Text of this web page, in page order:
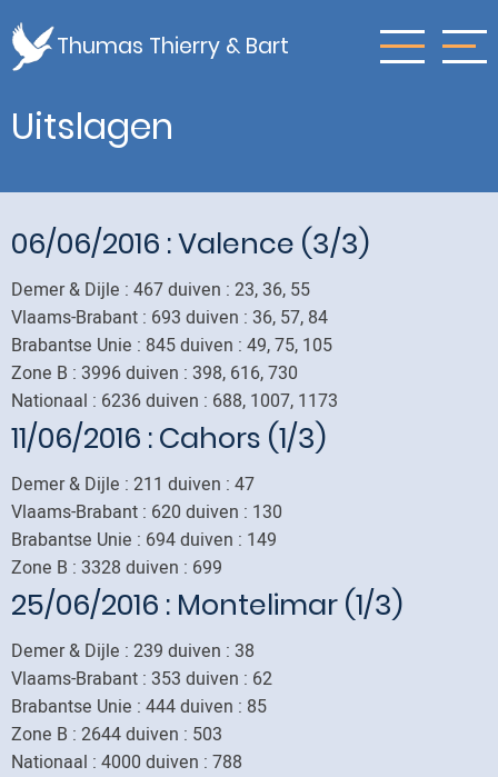
to
main
Thumas Thierry & Bart
Uitslagen
06/06/2016 : Valence (3/3)
Demer & Dijle : 467 duiven : 23, 36, 55
Vlaams-Brabant : 693 duiven : 36, 57, 84
Brabantse Unie : 845 duiven : 49, 75, 105
Zone B : 3996 duiven : 398, 616, 730
Nationaal : 6236 duiven : 688, 1007, 1173
11/06/2016 : Cahors (1/3)
Demer & Dijle : 211 duiven : 47
Vlaams-Brabant : 620 duiven : 130
Brabantse Unie : 694 duiven : 149
Zone B : 3328 duiven : 699
25/06/2016 : Montelimar (1/3)
Demer & Dijle : 239 duiven : 38
Vlaams-Brabant : 353 duiven : 62
Brabantse Unie : 444 duiven : 85
Zone B : 2644 duiven : 503
Nationaal : 4000 duiven : 788